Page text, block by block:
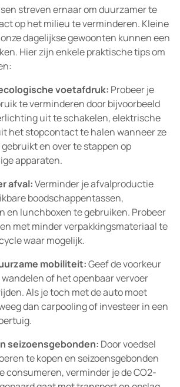
streven ernaar om duurzamer te
op het milieu te verminderen. Kleine
dagelijkse gewoonten kunnen een
Hier zijn enkele praktische tips om
voetafdruk: Probeer je
te verminderen door bijvoorbeeld
uit te schakelen, elektrische
het stopcontact te halen wanneer ze
en over te stappen op
apparaten.
afval:Verminder je afvalproductie
boodschappentassen,
en lunchboxen te gebruiken. Probeer
met minder verpakkingsmateriaal te
waar mogelijk.
mobiliteit:Geef de voorkeur
of het openbaar vervoer
Als je toch met de auto moet
dan carpooling of investeer in een
seizoensgebonden: Door voedsel
te kopen en seizoensgebonden
consumeren, verminder je de CO2-